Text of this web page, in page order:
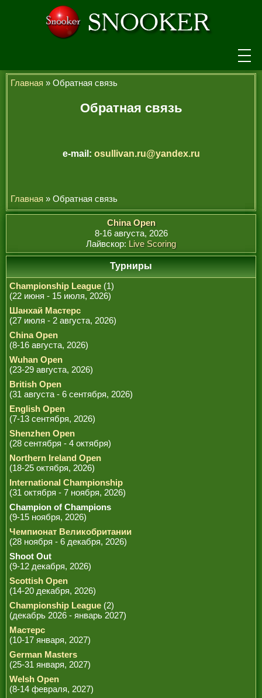
НОВОСТИ
ТУРНИРЫ
ИГРОКИ
МАКСИМАЛЬНЫЕ БРЕЙКИ
ЧЕМПИОНЫ МИРА
ЛЕГЕНДЫ СНУКЕРА
РЕФЕРИ
Главная » Обратная связь
Обратная связь
e-mail: osullivan.ru@yandex.ru
Главная » Обратная связь
China Open
8-16 августа, 2026
Лайвскор: Live Scoring
Турниры
Championship League (1)
(22 июня - 15 июля, 2026)
Шанхай Мастерс
(27 июля - 2 августа, 2026)
China Open
(8-16 августа, 2026)
Wuhan Open
(23-29 августа, 2026)
British Open
(31 августа - 6 сентября, 2026)
English Open
(7-13 сентября, 2026)
Shenzhen Open
(28 сентября - 4 октября)
Northern Ireland Open
(18-25 октября, 2026)
International Championship
(31 октября - 7 ноября, 2026)
Champion of Champions
(9-15 ноября, 2026)
Чемпионат Великобритании
(28 ноября - 6 декабря, 2026)
Shoot Out
(9-12 декабря, 2026)
Scottish Open
(14-20 декабря, 2026)
Championship League (2)
(декабрь 2026 - январь 2027)
Мастерс
(10-17 января, 2027)
German Masters
(25-31 января, 2027)
Welsh Open
(8-14 февраля, 2027)